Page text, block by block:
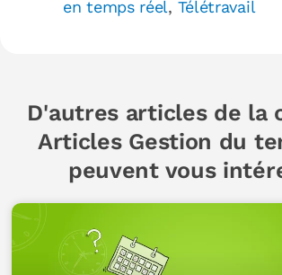
en temps réel, Télétravail
D'autres articles de la
Articles Gestion du
peuvent vous